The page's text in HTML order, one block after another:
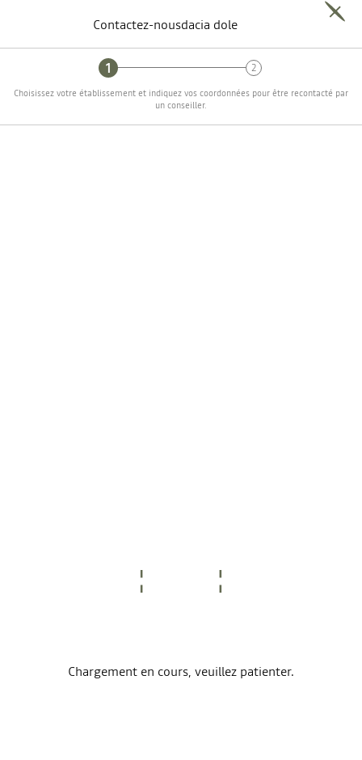
Contactez-nousdacia dole
Choisissez votre établissement et indiquez vos coordonnées pour être recontacté par
un conseiller.
Chargement en cours, veuillez patienter.